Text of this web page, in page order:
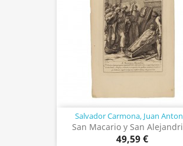
Salvador Carmona, Juan
San Macario y San
49,59 €